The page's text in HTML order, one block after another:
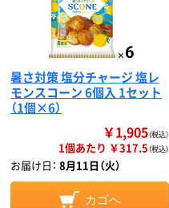
暑さ対策 塩分チャージ 塩レ
モンスコーン 6個入 1セット
（1個×6）
￥1,905（税込）
1個あたり ￥317.5（税込）
お届け日： 8月11日（火）
カゴへ